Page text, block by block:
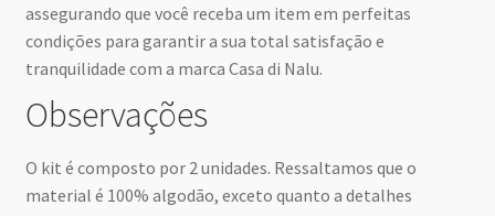
assegurando que você receba um item em perfeitas
condições para garantir a sua total satisfação e
tranquilidade com a marca Casa di Nalu.
Observações
O kit é composto por 2 unidades. Ressaltamos que o
material é 100% algodão, exceto quanto a detalhes